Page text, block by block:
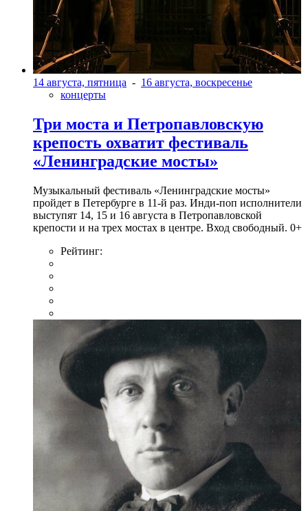
14 августа, пятница - 16 августа, воскресенье
концерты
Три моста и Петропавловскую
крепость охватит фестиваль
«Ленинградские мосты»
Музыкальный фестиваль «Ленинградские мосты»
пройдет в Петербурге в 11-й раз. Инди-поп исполнители
выступят 14, 15 и 16 августа в Петропавловской
крепости и на трех мостах в центре. Вход свободный. 0+
Рейтинг: